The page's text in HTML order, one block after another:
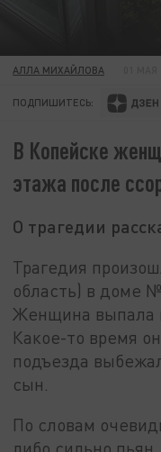
АЛЛА МИХАЙЛОВА
ПОДПИШИТЕСЬ:
В Копейске
этажа после
О трагедии
Трагедия
область) в доме
Женщина выпала
Какое-то время
подъезда
сын.
По словам